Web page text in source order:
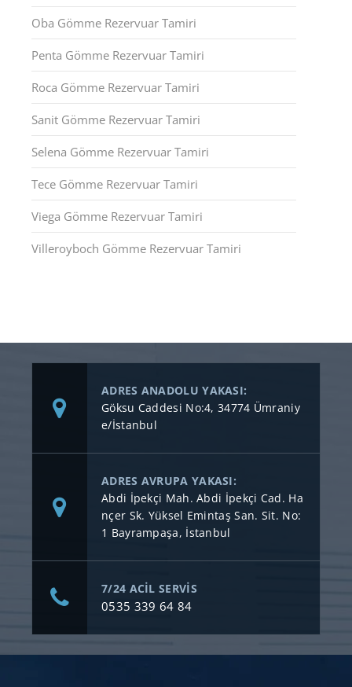
Oba Gömme Rezervuar Tamiri
Penta Gömme Rezervuar Tamiri
Roca Gömme Rezervuar Tamiri
Sanit Gömme Rezervuar Tamiri
Selena Gömme Rezervuar Tamiri
Tece Gömme Rezervuar Tamiri
Viega Gömme Rezervuar Tamiri
Villeroyboch Gömme Rezervuar Tamiri
ADRES ANADOLU YAKASI:
Göksu Caddesi No:4, 34774 Ümraniy
e/İstanbul
ADRES AVRUPA YAKASI:
Abdi İpekçi Mah. Abdi İpekçi Cad. Ha
nçer Sk. Yüksel Emintaş San. Sit. No:
1 Bayrampaşa, İstanbul
7/24 ACİL SERVİS
0535 339 64 84